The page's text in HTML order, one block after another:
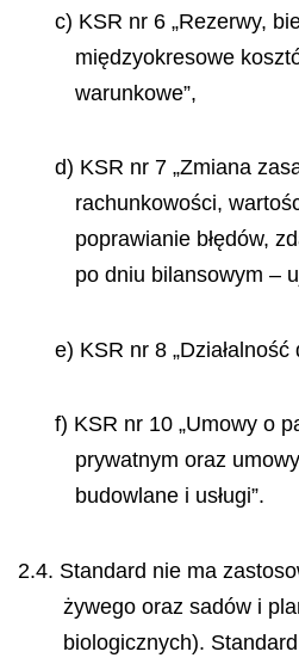
c) KSR nr 6 „Rezerwy,
międzyokresowe
warunkowe”,
d) KSR nr 7 „Zmiana
rachunkowości,
poprawianie błędów,
po dniu bilansowym –
e) KSR nr 8
f) KSR nr 10 „Umowy o
prywatnym oraz
budowlane i usługi”.
2.4. Standard nie ma
żywego oraz sadów i
biologicznych).